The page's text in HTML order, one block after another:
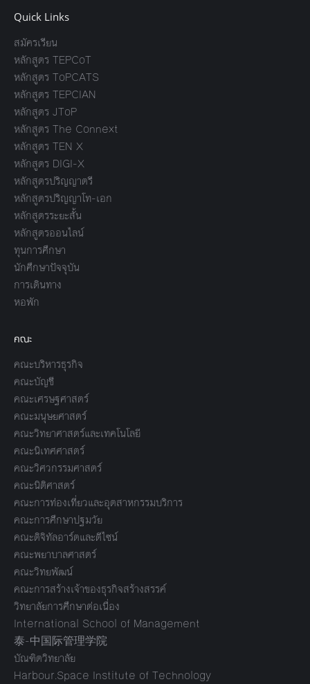
Quick Links
สมัครเรียน
หลักสูตร TEPCoT
หลักสูตร ToPCATS
หลักสูตร TEPCIAN
หลักสูตร JToP
หลักสูตร The Connext
หลักสูตร TEN X
หลักสูตร DIGI-X
หลักสูตรปริญญาตรี
หลักสูตรปริญญาโท-เอก
หลักสูตรระยะสั้น
หลักสูตรออนไลน์
ทุนการศึกษา
นักศึกษาปัจจุบัน
การเดินทาง
หอพัก
คณะ
คณะบริหารธุรกิจ
คณะบัญชี
คณะเศรษฐศาสตร์
คณะมนุษยศาสตร์
คณะวิทยาศาสตร์และเทคโนโลยี
คณะนิเทศศาสตร์
คณะวิศวกรรมศาสตร์
คณะนิติศาสตร์
คณะการท่องเที่ยวและอุตสาหกรรมบริการ
คณะการศึกษาปฐมวัย
คณะดิจิทัลอาร์ตและดีไซน์
คณะพยาบาลศาสตร์
คณะวิทยพัฒน์
คณะการสร้างเจ้าของธุรกิจสร้างสรรค์
วิทยาลัยการศึกษาต่อเนื่อง
International School of Management
泰-中国际管理学院
บัณฑิตวิทยาลัย
Harbour.Space Institute of Technology